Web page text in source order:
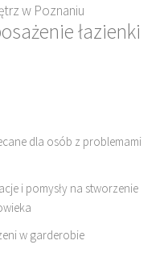
w Poznaniu
łazienki
dla osób z problemami
i pomysły na stworzenie
w garderobie